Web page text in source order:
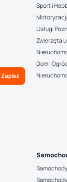
Zapisz
Sport i
Usługi
Zwierzęta
Dom i